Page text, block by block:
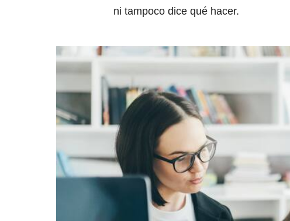
ni tampoco dice qué hacer.